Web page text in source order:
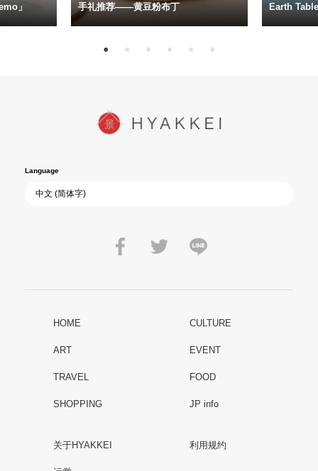
」
手礼推荐——黄豆粉布丁
Earth
Language
HOME CULTURE
ART EVENT
TRAVEL FOOD
SHOPPING JP info
关于HYAKKEI 利用规约